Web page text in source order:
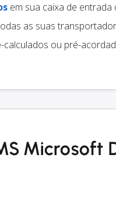
em sua caixa de entrada
as suas
calculados ou pré-
Microsoft